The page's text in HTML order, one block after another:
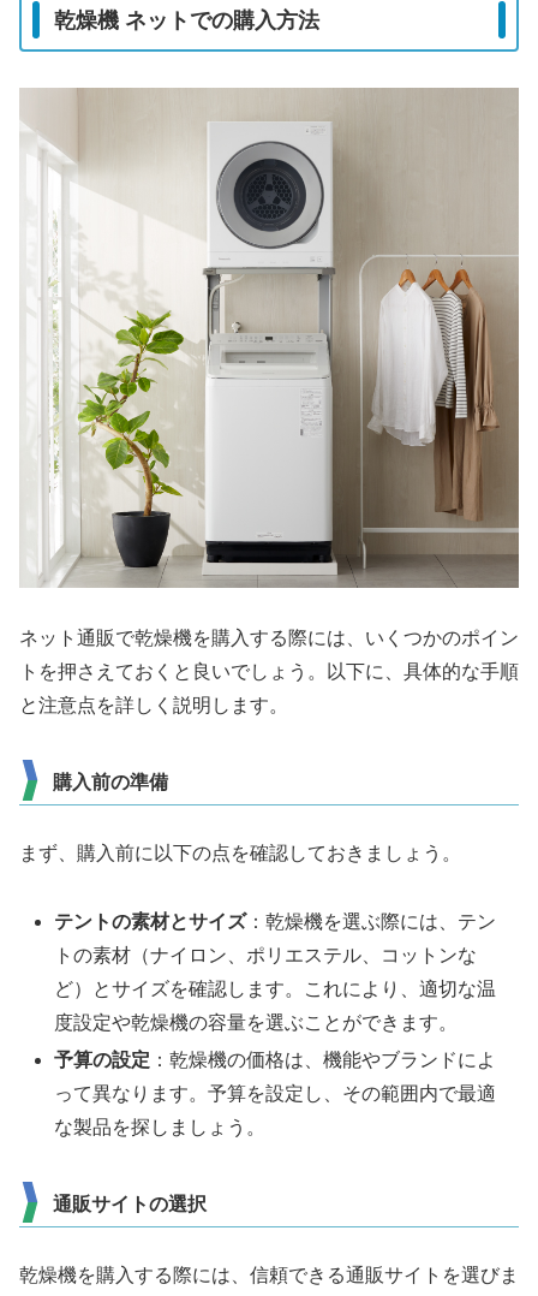
乾燥機 ネットでの購入方法
ネット通販で乾燥機を購入する際には、いくつかのポイン
トを押さえておくと良いでしょう。以下に、具体的な手順
と注意点を詳しく説明します。
購入前の準備
まず、購入前に以下の点を確認しておきましょう。
テントの素材とサイズ：乾燥機を選ぶ際には、テン
トの素材（ナイロン、ポリエステル、コットンな
ど）とサイズを確認します。これにより、適切な温
度設定や乾燥機の容量を選ぶことができます。
予算の設定 ：乾燥機の価格は、機能やブランドによ
って異なります。予算を設定し、その範囲内で最適
な製品を探しましょう。
通販サイトの選択
乾燥機を購入する際には、信頼できる通販サイトを選びま